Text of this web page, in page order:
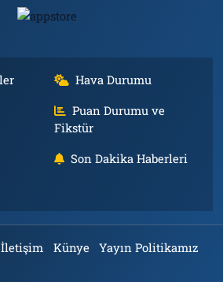
Hava Durumu
Puan Durumu ve
Fikstür
Son Dakika Haberleri
İletişim Künye Yayın Politikamız